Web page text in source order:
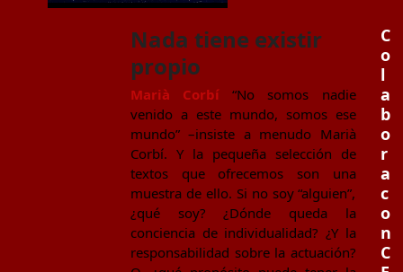
Nada tiene existir
propio
Marià Corbí “No somos nadie
venido a este mundo, somos ese
mundo” –insiste a menudo Marià
Corbí. Y la pequeña selección de
textos que ofrecemos son una
muestra de ello. Si no soy “alguien”,
¿qué soy? ¿Dónde queda la
conciencia de individualidad? ¿Y la
responsabilidad sobre la actuación?
C
o
l
a
b
o
r
a
c
o
n
C